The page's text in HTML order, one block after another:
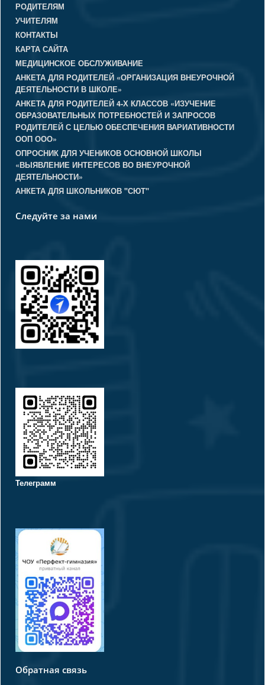
РОДИТЕЛЯМ
УЧИТЕЛЯМ
КОНТАКТЫ
КАРТА САЙТА
МЕДИЦИНСКОЕ ОБСЛУЖИВАНИЕ
АНКЕТА ДЛЯ РОДИТЕЛЕЙ «ОРГАНИЗАЦИЯ ВНЕУРОЧНОЙ
ДЕЯТЕЛЬНОСТИ В ШКОЛЕ»
АНКЕТА ДЛЯ РОДИТЕЛЕЙ 4-Х КЛАССОВ «ИЗУЧЕНИЕ
ОБРАЗОВАТЕЛЬНЫХ ПОТРЕБНОСТЕЙ И ЗАПРОСОВ
РОДИТЕЛЕЙ С ЦЕЛЬЮ ОБЕСПЕЧЕНИЯ ВАРИАТИВНОСТИ
ООП ООО»
ОПРОСНИК ДЛЯ УЧЕНИКОВ ОСНОВНОЙ ШКОЛЫ
«ВЫЯВЛЕНИЕ ИНТЕРЕСОВ ВО ВНЕУРОЧНОЙ
ДЕЯТЕЛЬНОСТИ»
АНКЕТА ДЛЯ ШКОЛЬНИКОВ "СЮТ"
Следуйте за нами
Телеграмм
Обратная связь